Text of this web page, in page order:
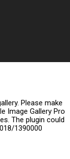
Please make
Image Gallery Pro
The plugin could
1390000